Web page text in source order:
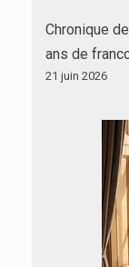
Chronique
ans de
21 juin 2026